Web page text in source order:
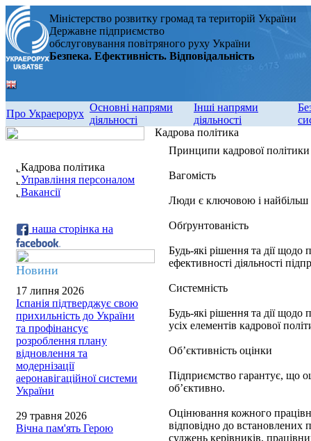
Міністерство розвитку громад та територій України
Державне підприємство
обслуговування повітряного руху України
Безпека. Ефективність. Відповідальність
Про Украерорух
Основні напрями
діяльності
Інші напрями
діяльності
Кадрова політика
Управління персоналом
Вакансії
наша сторінка на
Новини
17 липня 2026
Іспанія підтверджує свою
прихильність до України
та профінансує
розроблення плану
відновлення та
модернізації
аеронавігаційної системи
України
29 травня 2026
Вічна пам'ять Герою
Кадрова політика
Принципи кадрової
Вагомість
Люди є ключовою і найбільш
Обґрунтованість
Будь-які рішення та дії щодо
ефективності діяльності
Системність
Будь-які рішення та дії щодо
усіх елементів кадрової
Об’єктивність оцінки
Підприємство гарантує, що
об’єктивно.
Оцінювання кожного
відповідно до встановлених
суджень керівників,